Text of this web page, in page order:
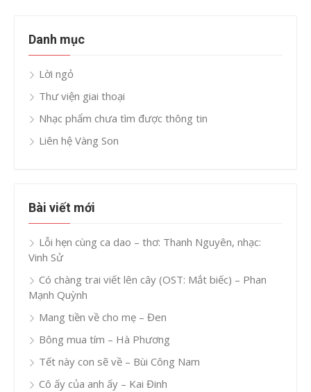
Danh mục
Lời ngỏ
Thư viện giai thoại
Nhạc phẩm chưa tìm được thông tin
Liên hệ Vàng Son
Bài viết mới
Lỗi hẹn cùng ca dao – thơ: Thanh Nguyên, nhạc:
Vinh Sử
Có chàng trai viết lên cây (OST: Mắt biếc) – Phan
Mạnh Quỳnh
Mang tiền về cho mẹ – Đen
Bông mua tím – Hà Phương
Tết này con sẽ về – Bùi Công Nam
Cô ấy của anh ấy – Kai Đinh